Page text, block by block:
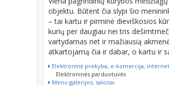
objektu. Būtent čia slypi šio
– tai kartu ir pirminė dieviškosios
kurių per daugiau nei tris
vartydamas net ir mažiausią
atkartojamą čia ir dabar, o kartu ir
Elektroninė prekyba, e-komercija,
Elektroninės parduotuvės
Meno galerijos, salonai